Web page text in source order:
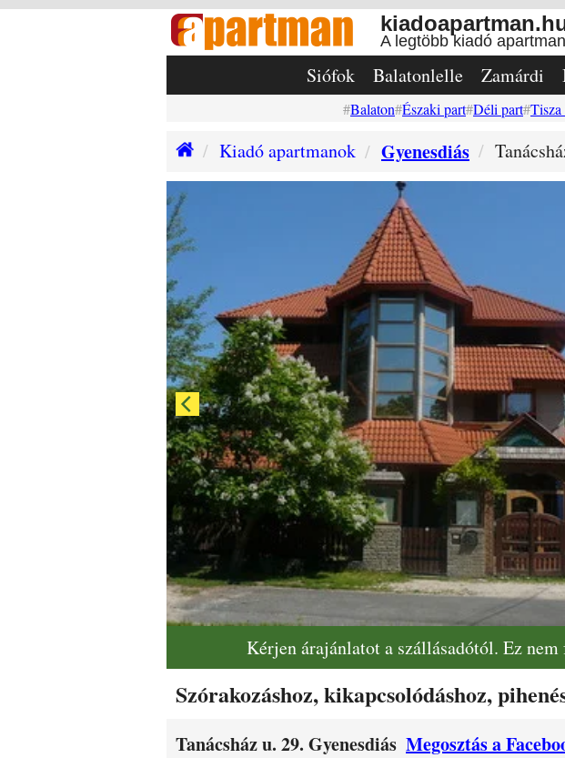
A legtöbb kiadó
Siófok Balatonlelle Zamárdi
Balaton Északi part Déli part Tisza
Kiadó apartmanok Gyenesdiás
Kérjen árajánlatot a szállásadótól. Ez
Szórakozáshoz, kikapcsolódáshoz,
Tanácsház u. 29. Gyenesdiás Megosztás a